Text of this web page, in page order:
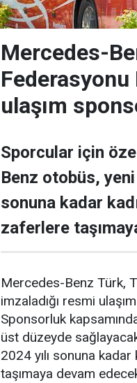
Mercedes-
Federasyonu
ulaşım
Sporcular için
Benz otobüs,
sonuna kadar
zaferlere
Mercedes-Benz Türk,
imzaladığı resmi
Sponsorluk
üst düzeyde
2024 yılı sonuna kadar
taşımaya devam